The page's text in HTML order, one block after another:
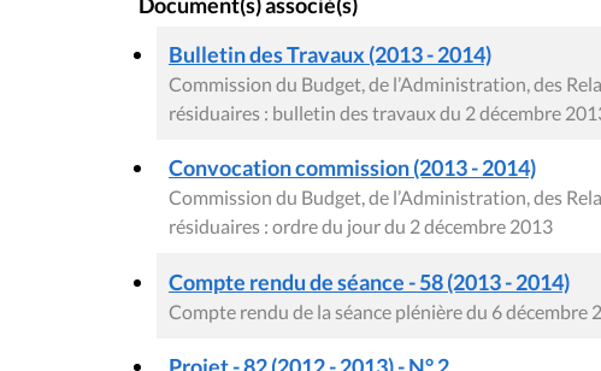
Document(s) associé(s)
Bulletin des Travaux (2013 - 2014)
Commission du Budget, de l’Administration, des
résiduaires : bulletin des travaux du 2 décembre
Convocation commission (2013 - 2014)
Commission du Budget, de l’Administration, des
résiduaires : ordre du jour du 2 décembre 2013
Compte rendu de séance - 58 (2013 - 2014)
Compte rendu de la séance plénière du 6 décembre